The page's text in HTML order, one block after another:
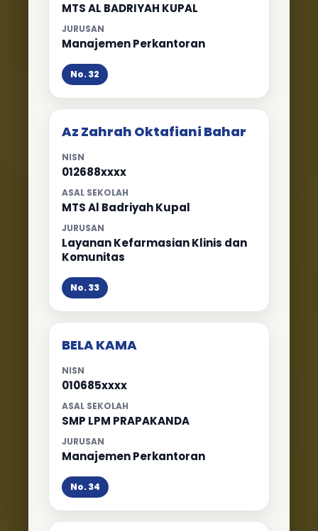
MTS AL BADRIYAH KUPAL
JURUSAN
Manajemen Perkantoran
No. 32
Az Zahrah Oktafiani Bahar
NISN
012688xxxx
ASAL SEKOLAH
MTS Al Badriyah Kupal
JURUSAN
Layanan Kefarmasian Klinis dan
Komunitas
No. 33
BELA KAMA
NISN
010685xxxx
ASAL SEKOLAH
SMP LPM PRAPAKANDA
JURUSAN
Manajemen Perkantoran
No. 34